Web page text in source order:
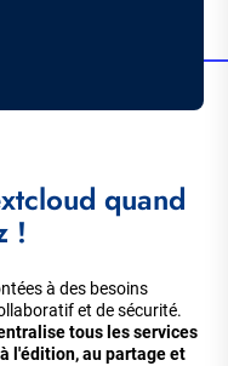
quand
!
à des besoins
et de sécurité.
tous les services
l'édition, au partage et